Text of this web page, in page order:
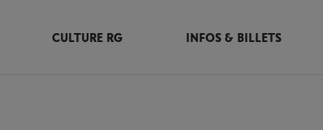
CULTURE RG INFOS & BILLETS